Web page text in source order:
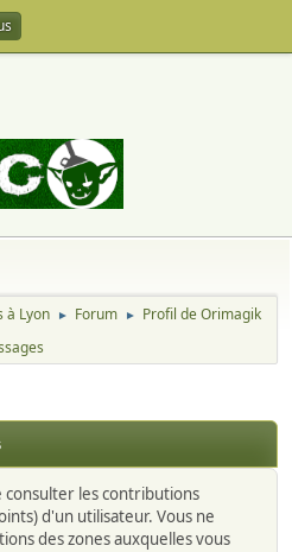
à Lyon ► Forum ► Profil de Orimagik
les contributions
d'un utilisateur. Vous ne
des zones auxquelles vous